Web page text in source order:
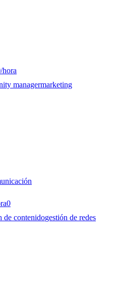
/hora
managermarketing
0
de contenidogestión de redes